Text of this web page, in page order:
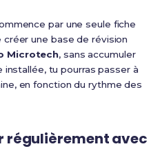
par une seule fiche
créer une base de révision
Microtech, sans accumuler
tu pourras passer à
en fonction du rythme des
régulièrement avec